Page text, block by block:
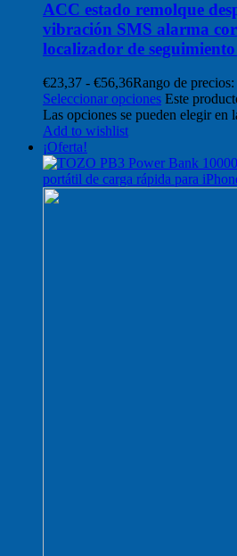
ACC estado remolque
vibración SMS alarma
localizador de
€23,37 - €56,36Rango de
Seleccionar opciones Este
Las opciones se pueden elegir en
Add to wishlist
¡Oferta!